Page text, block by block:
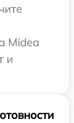
Midea
и